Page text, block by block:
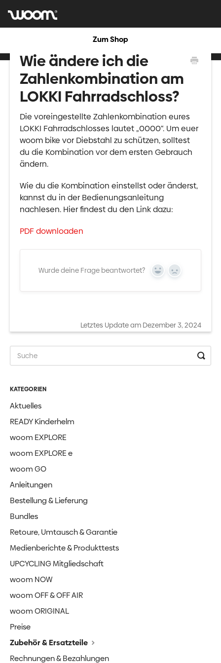
Zum Shop
Wie ändere ich die
Zahlenkombination am
LOKKI Fahrradschloss?
Die voreingestellte Zahlenkombination eures
LOKKI Fahrradschlosses lautet „0000“. Um euer
woom bike vor Diebstahl zu schützen, solltest
du die Kombination vor dem ersten Gebrauch
ändern.
Wie du die Kombination einstellst oder änderst,
kannst du in der Bedienungsanleitung
nachlesen. Hier findest du den Link dazu:
PDF downloaden
Wurde deine Frage beantwortet? Yes No
Letztes Update am Dezember 3, 2024
KATEGORIEN
Aktuelles
READY Kinderhelm
woom EXPLORE
woom EXPLORE e
woom GO
Anleitungen
Bestellung & Lieferung
Bundles
Retoure, Umtausch & Garantie
Medienberichte & Produkttests
UPCYCLING Mitgliedschaft
woom NOW
woom OFF & OFF AIR
woom ORIGINAL
Preise
Zubehör & Ersatzteile
Rechnungen & Bezahlungen